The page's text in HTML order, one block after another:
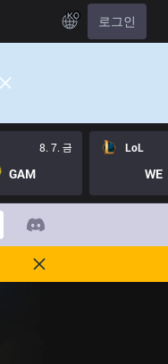
KO 로그인
8. 7. 금
GAM
LoL
WE